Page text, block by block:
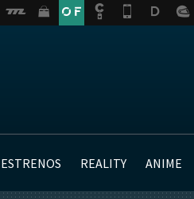
ESTRENOS REALITY ANIME